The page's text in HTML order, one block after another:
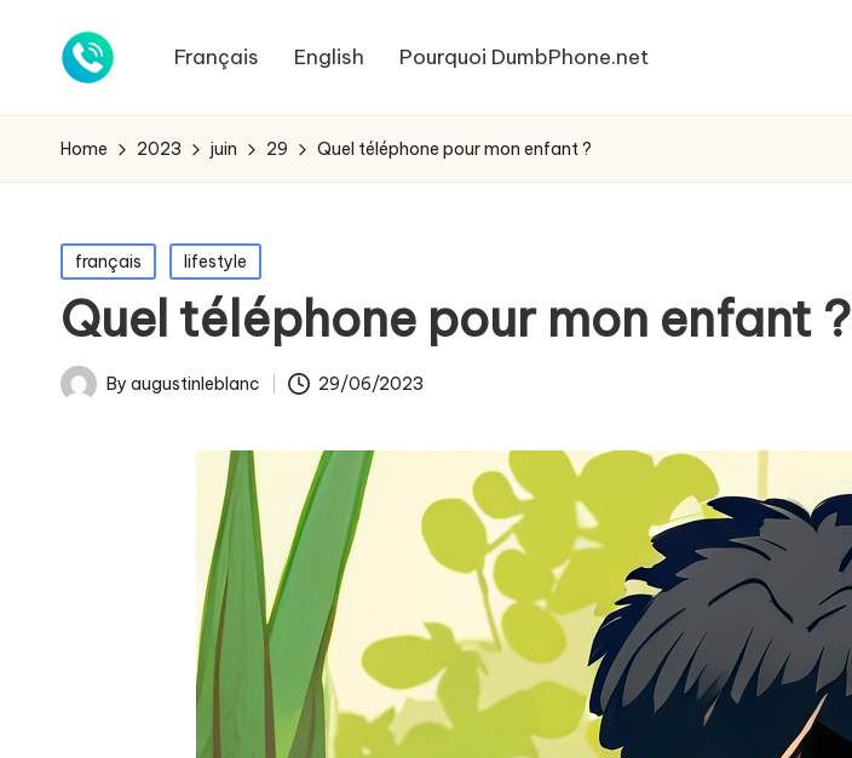
Français English Pourquoi DumbPhone.net
Home 2023 juin 29 Quel téléphone pour mon enfant ?
Posted
in
français lifestyle
Quel téléphone pour mon enfant ?
PostedBy augustinleblanc 29/06/2023